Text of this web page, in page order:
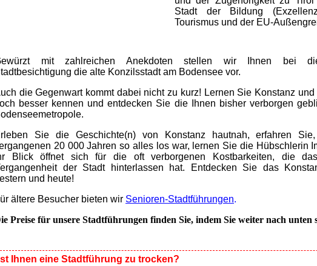
Stadt der Bildung
Tourismus und der EU-
mit zahlreichen Anekdoten stellen wir Ihnen bei
die alte Konzilsstadt am Bodensee vor.
die Gegenwart kommt dabei nicht zu kurz! Lernen Sie Konstanz
besser kennen und entdecken Sie die Ihnen bisher verborgen
Sie die Geschichte(n) von Konstanz hautnah, erfahren
20 000 Jahren so alles los war, lernen Sie die Hübschlerin
Blick öffnet sich für die oft verborgenen Kostbarkeiten, die
der Stadt hinterlassen hat. Entdecken Sie das
und heute!
ältere Besucher bieten wir Senioren-Stadtführungen.
Preise für unsere Stadtführungen finden Sie, indem Sie weiter nach unten
Ist Ihnen eine Stadtführung zu trocken?